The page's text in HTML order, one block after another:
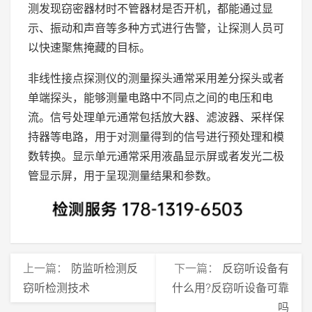
测发现窃密器材时不管器材是否开机，都能通过显
示、振动和声音等多种方式进行告警，让探测人员可
以快速聚焦掩藏的目标。
非线性接点探测仪的测量探头通常采用差分探头或者
单端探头，能够测量电路中不同点之间的电压和电
流。信号处理单元通常包括放大器、滤波器、采样保
持器等电路，用于对测量得到的信号进行预处理和模
数转换。显示单元通常采用液晶显示屏或者发光二极
管显示屏，用于呈现测量结果和参数。
上一篇： 防监听检测反
窃听检测技术
下一篇： 反窃听设备有
什么用?反窃听设备可靠
吗